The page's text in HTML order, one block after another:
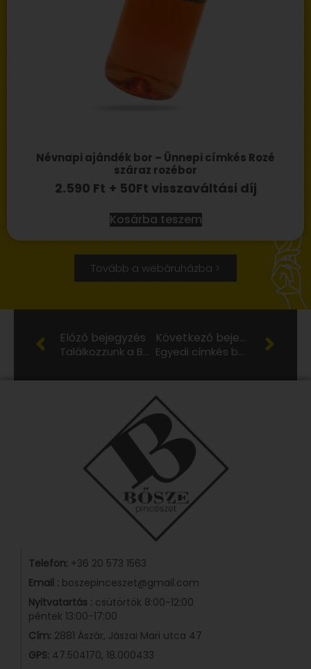
Névnapi ajándék bor – Ünnepi címkés Rozé
száraz rozébor
2.590 Ft + 50Ft visszaváltási díj
Kosárba teszem
Tovább a webáruházba >
Előző bejegyzés
Találkozzunk a BorPont Pikniken Győrben!
Következő bejegyzés
Egyedi címkés borok ajándékba
Telefon: +36 20 573 1563
Email : boszepinceszet@gmail.com
Nyitvatartás : csütörtök 8:00-12:00
péntek 13:00-17:00
Cím: 2881 Ászár, Jászai Mari utca 47
GPS: 47.504170, 18.000433